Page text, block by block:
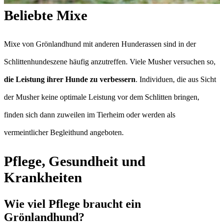
Beliebte Mixe
Mixe von Grönlandhund mit anderen Hunderassen sind in der
Schlittenhundeszene häufig anzutreffen. Viele Musher versuchen so,
die Leistung ihrer Hunde zu verbessern. Individuen, die aus Sicht
der Musher keine optimale Leistung vor dem Schlitten bringen,
finden sich dann zuweilen im Tierheim oder werden als
vermeintlicher Begleithund angeboten.
Pflege, Gesundheit und
Krankheiten
Wie viel Pflege braucht ein
Grönlandhund?